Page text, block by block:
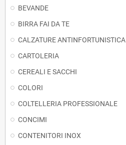
BEVANDE
BIRRA FAI DA TE
CALZATURE ANTINFORTUNISTICA
CARTOLERIA
CEREALI E SACCHI
COLORI
COLTELLERIA PROFESSIONALE
CONCIMI
CONTENITORI INOX